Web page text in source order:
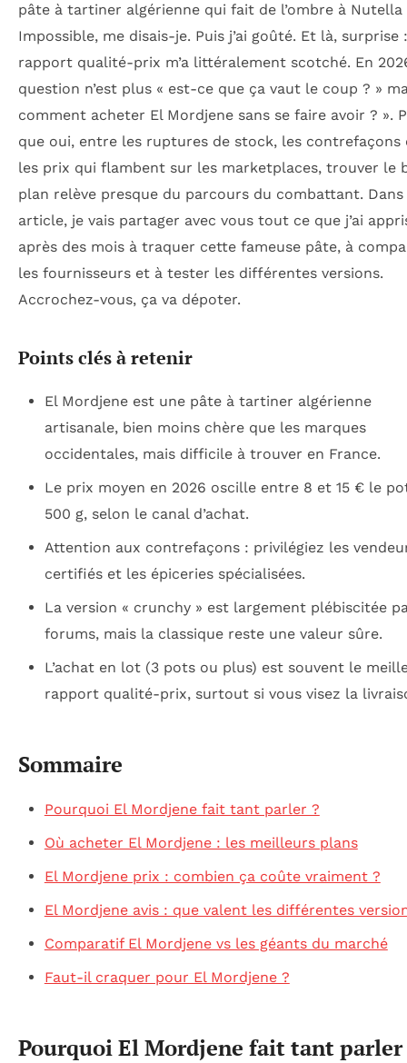
pâte à tartiner algérienne qui fait de l’ombre à Nutella
Impossible, me disais-je. Puis j’ai goûté. Et là, surprise
rapport qualité-prix m’a littéralement scotché. En
question n’est plus « est-ce que ça vaut le coup ? »
comment acheter El Mordjene sans se faire avoir ? ».
que oui, entre les ruptures de stock, les contrefaçons
les prix qui flambent sur les marketplaces, trouver le
plan relève presque du parcours du combattant.
article, je vais partager avec vous tout ce que j’ai
après des mois à traquer cette fameuse pâte, à
les fournisseurs et à tester les différentes versions.
Accrochez-vous, ça va dépoter.
Points clés à retenir
El Mordjene est une pâte à tartiner algérienne
artisanale, bien moins chère que les marques
occidentales, mais difficile à trouver en France.
Le prix moyen en 2026 oscille entre 8 et 15 € le
500 g, selon le canal d’achat.
Attention aux contrefaçons : privilégiez les
certifiés et les épiceries spécialisées.
La version « crunchy » est largement plébiscitée
forums, mais la classique reste une valeur sûre.
L’achat en lot (3 pots ou plus) est souvent le
rapport qualité-prix, surtout si vous visez la
Sommaire
Pourquoi El Mordjene fait tant parler ?
Où acheter El Mordjene : les meilleurs plans
El Mordjene prix : combien ça coûte vraiment ?
El Mordjene avis : que valent les différentes
Comparatif El Mordjene vs les géants du marché
Faut-il craquer pour El Mordjene ?
Pourquoi El Mordjene fait tant parler